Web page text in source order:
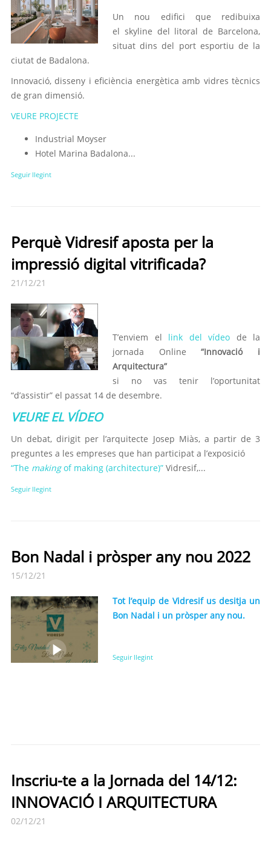
Un nou edifici que redibuixa
el skyline del litoral de Barcelona,
situat dins del port esportiu de la
ciutat de Badalona.
Innovació, disseny i eficiència energètica amb vidres tècnics
de gran dimensió.
VEURE PROJECTE
Industrial Moyser
Hotel Marina Badalona...
Seguir llegint
Perquè Vidresif aposta per la
impressió digital vitrificada?
21/12/21
T’enviem el link del vídeo de la
jornada Online“Innovació i
Arquitectura”
si no vas tenir l’oportunitat
“d’assistir” el passat 14 de desembre.
VEURE EL VÍDEO
Un debat, dirigit per l’arquitecte Josep Miàs, a partir de 3
preguntes a les empreses que han participat a l’exposició
“The makingof making (architecture)” Vidresif,...
Seguir llegint
Bon Nadal i pròsper any nou 2022
15/12/21
Tot l’equip de Vidresif us desitja un
Bon Nadal i un pròsper any nou.
Seguir llegint
Inscriu-te a la Jornada del 14/12:
INNOVACIÓ I ARQUITECTURA
02/12/21